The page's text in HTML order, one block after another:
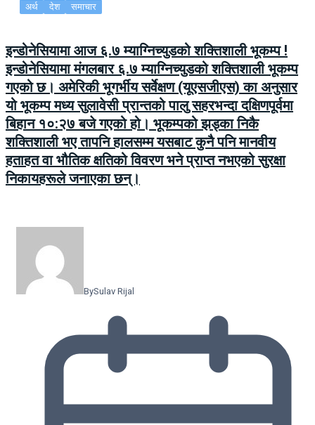
अर्थ देश समाचार
इन्डोनेसियामा आज ६.७ म्याग्निच्युडको शक्तिशाली भूकम्प !
इन्डोनेसियामा मंगलबार ६.७ म्याग्निच्युडको शक्तिशाली भूकम्प
गएको छ। अमेरिकी भूगर्भीय सर्वेक्षण (यूएसजीएस) का अनुसार
यो भूकम्प मध्य सुलावेसी प्रान्तको पालु सहरभन्दा दक्षिणपूर्वमा
बिहान १०:२७ बजे गएको हो। भूकम्पको झड्का निकै
शक्तिशाली भए तापनि हालसम्म यसबाट कुनै पनि मानवीय
हताहत वा भौतिक क्षतिको विवरण भने प्राप्त नभएको सुरक्षा
निकायहरूले जनाएका छन्।
BySulav Rijal